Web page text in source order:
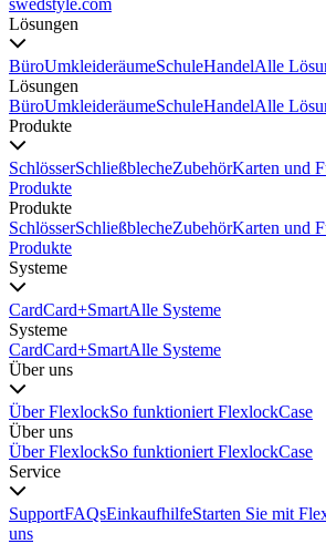
Lösungen
BüroUmkleideräumeSchuleHandelAlle
Lösungen
BüroUmkleideräumeSchuleHandelAlle
Produkte
SchlösserSchließblecheZubehörKarten und
Produkte
Produkte
SchlösserSchließblecheZubehörKarten und
Produkte
Systeme
CardCard+SmartAlle Systeme
Systeme
CardCard+SmartAlle Systeme
Über uns
Über FlexlockSo funktioniert FlexlockCase
Über uns
Über FlexlockSo funktioniert FlexlockCase
Service
SupportFAQsEinkaufhilfeStarten Sie mit
uns